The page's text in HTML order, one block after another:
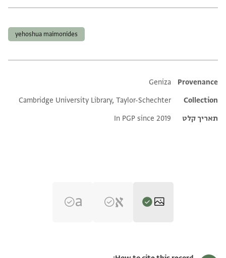
yehoshua maimonides
Additional metadata
Provenance
Geniza
Collection
Cambridge University Library, Taylor-Schechter
תאריך קלט
In PGP since 2019